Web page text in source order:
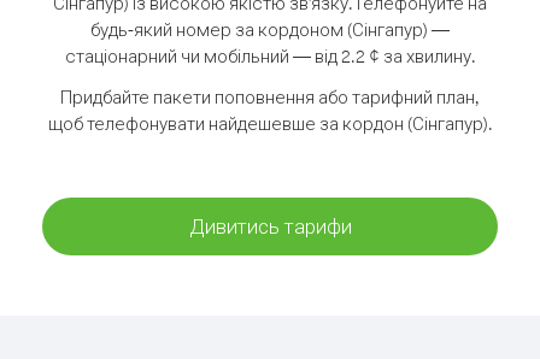
будь-який номер за кордоном (Сінгапур) —
стаціонарний чи мобільний — від 2.2 ¢ за хвилину.
Придбайте пакети поповнення або тарифний план,
щоб телефонувати найдешевше за кордон (Сінгапур).
Дивитись тарифи